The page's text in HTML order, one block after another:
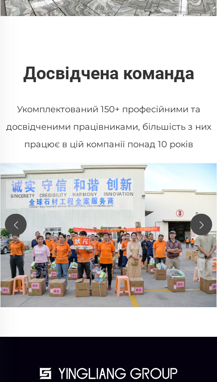
Досвідчена команда
Укомплектований 150+ професійними та
досвідченими працівниками, більшість з них
працює в цій компанії понад 10 років